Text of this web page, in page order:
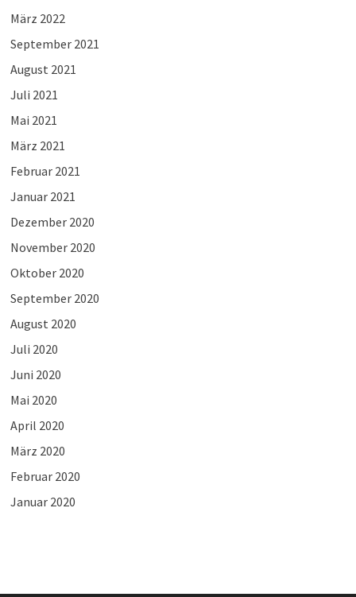
März 2022
September 2021
August 2021
Juli 2021
Mai 2021
März 2021
Februar 2021
Januar 2021
Dezember 2020
November 2020
Oktober 2020
September 2020
August 2020
Juli 2020
Juni 2020
Mai 2020
April 2020
März 2020
Februar 2020
Januar 2020